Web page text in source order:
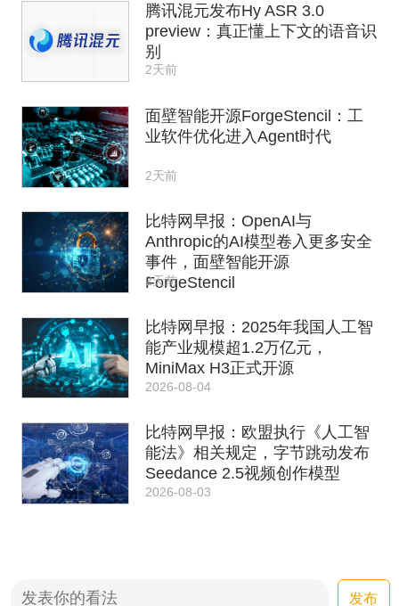
腾讯混元发布Hy ASR 3.0
preview：真正懂上下文的语音识
别
2天前
面壁智能开源ForgeStencil：工
业软件优化进入Agent时代
2天前
比特网早报：OpenAI与
Anthropic的AI模型卷入更多安全
事件，面壁智能开源
ForgeStencil
2天前
比特网早报：2025年我国人工智
能产业规模超1.2万亿元，
MiniMax H3正式开源
2026-08-04
比特网早报：欧盟执行《人工智
能法》相关规定，字节跳动发布
Seedance 2.5视频创作模型
2026-08-03
发布